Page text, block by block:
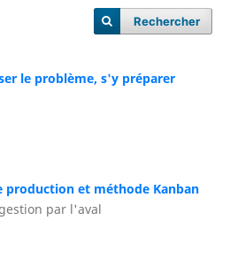
Rechercher
le problème, s'y préparer
production et méthode Kanban
par l'aval